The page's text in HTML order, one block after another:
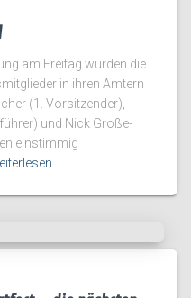
am Freitag wurden die
in ihren Ämtern
(1. Vorsitzender),
und Nick Große-
einstimmig